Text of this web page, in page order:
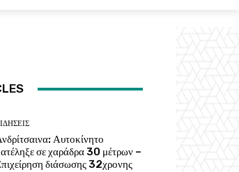
Αυτοκίνητο
σε χαράδρα 30 μέτρων –
διάσωσης 32χρονης